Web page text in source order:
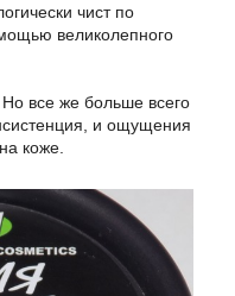
чист по
великолепного
все же больше всего
и ощущения
коже.